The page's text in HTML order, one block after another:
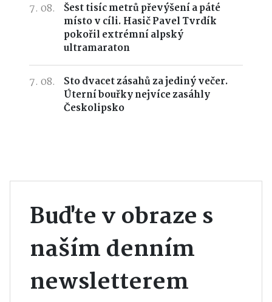
7. 08.
Šest tisíc metrů převýšení a páté
místo v cíli. Hasič Pavel Tvrdík
pokořil extrémní alpský
ultramaraton
7. 08.
Sto dvacet zásahů za jediný večer.
Úterní bouřky nejvíce zasáhly
Českolipsko
Buďte v obraze s
naším denním
newsletterem